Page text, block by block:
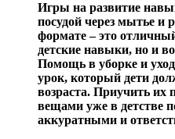
Игры на развитие
посудой через мытье и
формате – это
детские навыки, но и
Помощь в уборке и
урок, который дети
возраста. Приучить их
вещами уже в детстве
аккуратными и